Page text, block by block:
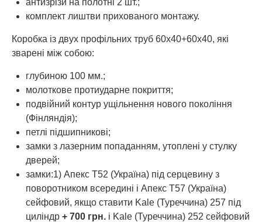
комплект лиштви прихованого монтажу.
Коробка із двух профільних труб 60х40+60х40, які
зварені між собою:
глубиною 100 мм.;
молоткове протиударне покриття;
подвійний контур ущільнення нового покоління
(Фінляндія);
петлі підшипникові;
замки з лазерним попаданням, утоплені у стулку
дверей;
замки:1) Апекс Т52 (Україна) під серцевину з
поворотником всередині і Апекс Т57 (Україна)
сейфовий, якщо ставити Kale (Туреччина) 257 під
циліндр + 700 грн. і Kale (Туреччина) 252 сейфовий